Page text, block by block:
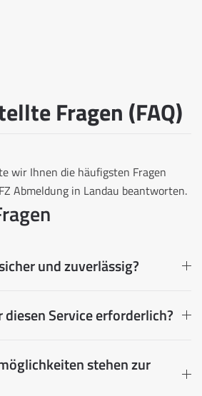
Fragen (FAQ)
wir Ihnen die häufigsten Fragen
Abmeldung in Landau beantworten.
und zuverlässig?
Service erforderlich?
stehen zur